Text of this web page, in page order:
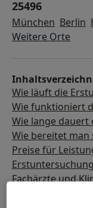
25496
München Berlin
Weitere Orte
Wie läuft die
Wie funktioniert
Wie lange dauert
Wie bereitet
Preise für
Fachärzte und